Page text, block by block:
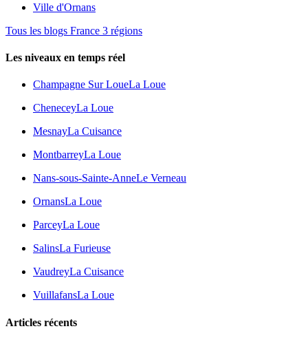
Ville d'Ornans
Tous les blogs France 3 régions
Les niveaux en temps réel
Champagne Sur LoueLa Loue
CheneceyLa Loue
MesnayLa Cuisance
MontbarreyLa Loue
Nans-sous-Sainte-AnneLe Verneau
OrnansLa Loue
ParceyLa Loue
SalinsLa Furieuse
VaudreyLa Cuisance
VuillafansLa Loue
Articles récents